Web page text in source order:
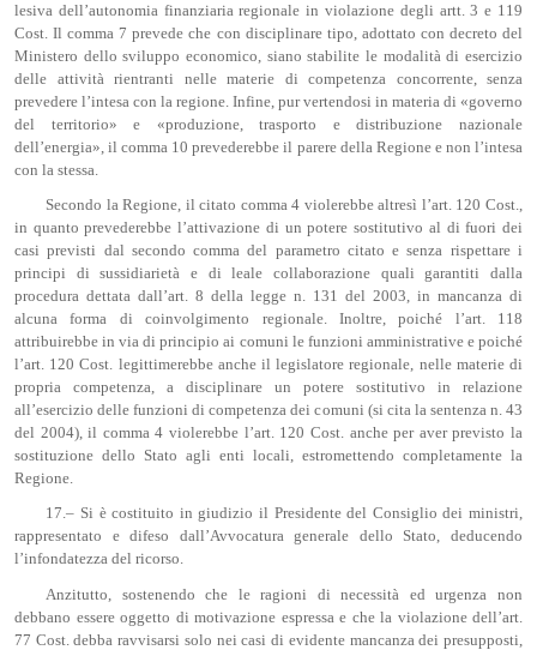
lesiva dell’autonomia finanziaria regionale in violazione degli artt. 3 e 119
Cost. Il comma 7 prevede che con disciplinare tipo, adottato con decreto del
Ministero dello sviluppo economico, siano stabilite le modalità di esercizio
delle attività rientranti nelle materie di competenza concorrente, senza
prevedere l’intesa con la regione. Infine, pur vertendosi in materia di «governo
del territorio» e «produzione, trasporto e distribuzione nazionale
dell’energia», il comma 10 prevederebbe il parere della Regione e non l’intesa
con la stessa.
Secondo la Regione, il citato comma 4 violerebbe altresì l’art. 120 Cost.,
in quanto prevederebbe l’attivazione di un potere sostitutivo al di fuori dei
casi previsti dal secondo comma del parametro citato e senza rispettare i
principi di sussidiarietà e di leale collaborazione quali garantiti dalla
procedura dettata dall’art. 8 della legge n. 131 del 2003, in mancanza di
alcuna forma di coinvolgimento regionale. Inoltre, poiché l’art. 118
attribuirebbe in via di principio ai comuni le funzioni amministrative e poiché
l’art. 120 Cost. legittimerebbe anche il legislatore regionale, nelle materie di
propria competenza, a disciplinare un potere sostitutivo in relazione
all’esercizio delle funzioni di competenza dei comuni (si cita la sentenza n. 43
del 2004), il comma 4 violerebbe l’art. 120 Cost. anche per aver previsto la
sostituzione dello Stato agli enti locali, estromettendo completamente la
Regione.
17.– Si è costituito in giudizio il Presidente del Consiglio dei ministri,
rappresentato e difeso dall’Avvocatura generale dello Stato, deducendo
l’infondatezza del ricorso.
Anzitutto, sostenendo che le ragioni di necessità ed urgenza non
debbano essere oggetto di motivazione espressa e che la violazione dell’art.
77 Cost. debba ravvisarsi solo nei casi di evidente mancanza dei presupposti,